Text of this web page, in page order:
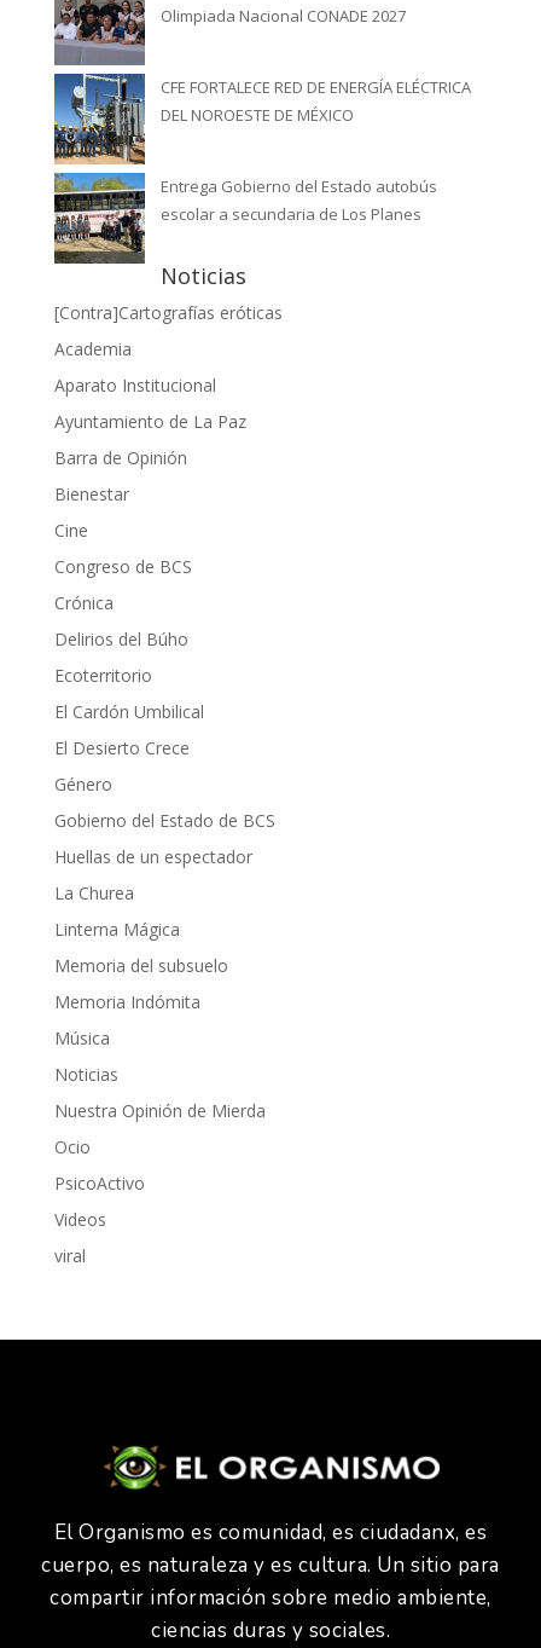
Olimpiada Nacional CONADE 2027
CFE FORTALECE RED DE ENERGÍA ELÉCTRICA
DEL NOROESTE DE MÉXICO
Entrega Gobierno del Estado autobús
escolar a secundaria de Los Planes
Noticias
[Contra]Cartografías eróticas
Academia
Aparato Institucional
Ayuntamiento de La Paz
Barra de Opinión
Bienestar
Cine
Congreso de BCS
Crónica
Delirios del Búho
Ecoterritorio
El Cardón Umbilical
El Desierto Crece
Género
Gobierno del Estado de BCS
Huellas de un espectador
La Churea
Linterna Mágica
Memoria del subsuelo
Memoria Indómita
Música
Noticias
Nuestra Opinión de Mierda
Ocio
PsicoActivo
Videos
viral
El Organismo es comunidad, es ciudadanx, es
cuerpo, es naturaleza y es cultura. Un sitio para
compartir información sobre medio ambiente,
ciencias duras y sociales.